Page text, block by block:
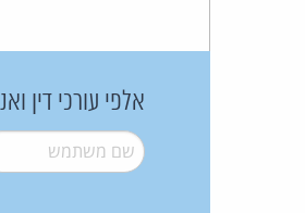
אלפי עורכי דין
שם משתמש*